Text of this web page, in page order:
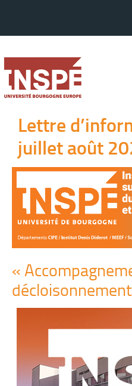
Lettre
juillet août
«